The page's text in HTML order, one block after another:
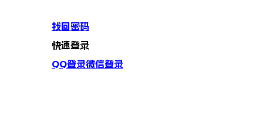
找回密码
快速登录
QQ登录微信登录